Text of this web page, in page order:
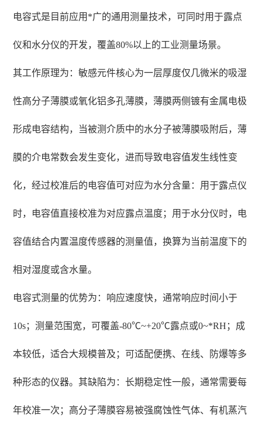
电容式是目前应用*广的通用测量技术，可同时用于露点
仪和水分仪的开发，覆盖80%以上的工业测量场景。
其工作原理为：敏感元件核心为一层厚度仅几微米的吸湿
性高分子薄膜或氧化铝多孔薄膜，薄膜两侧镀有金属电极
形成电容结构，当被测介质中的水分子被薄膜吸附后，薄
膜的介电常数会发生变化，进而导致电容值发生线性变
化，经过校准后的电容值可对应为水分含量：用于露点仪
时，电容值直接校准为对应露点温度；用于水分仪时，电
容值结合内置温度传感器的测量值，换算为当前温度下的
相对湿度或含水量。
电容式测量的优势为：响应速度快，通常响应时间小于
10s；测量范围宽，可覆盖-80℃~+20℃露点或0~*RH；成
本较低，适合大规模普及；可适配便携、在线、防爆等多
种形态的仪器。其缺陷为：长期稳定性一般，通常需要每
年校准一次；高分子薄膜容易被强腐蚀性气体、有机蒸汽